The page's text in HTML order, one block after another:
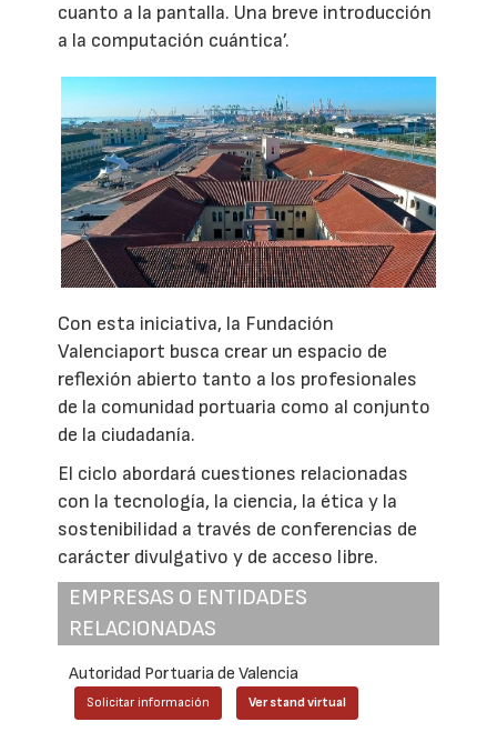
cuanto a la pantalla. Una breve introducción
a la computación cuántica’.
Con esta iniciativa, la Fundación
Valenciaport busca crear un espacio de
reflexión abierto tanto a los profesionales
de la comunidad portuaria como al conjunto
de la ciudadanía.
El ciclo abordará cuestiones relacionadas
con la tecnología, la ciencia, la ética y la
sostenibilidad a través de conferencias de
carácter divulgativo y de acceso libre.
EMPRESAS O ENTIDADES
RELACIONADAS
Autoridad Portuaria de Valencia
Solicitar información Ver stand virtual